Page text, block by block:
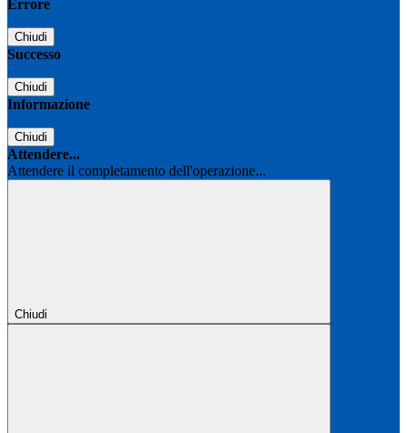
Errore
Chiudi
Successo
Chiudi
Informazione
Chiudi
Attendere...
Attendere il completamento dell'operazione...
Chiudi